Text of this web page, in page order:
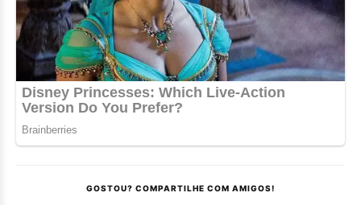
GOSTOU? COMPARTILHE COM AMIGOS!